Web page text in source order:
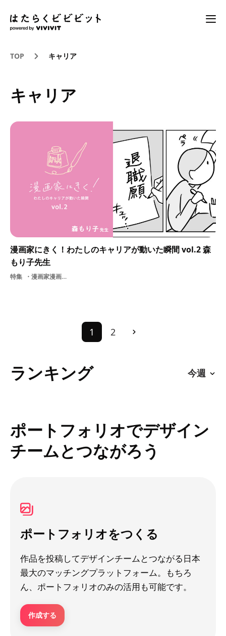
TOP キャリア
キャリア
漫画家にきく！わたしのキャリアが動いた瞬間 vol.2 森
もり子先生
特集 漫画家漫画家のキャリアキャリアチェンジマンガ制作現場漫画
1 2
ランキング
ポートフォリオでデザイン
チームとつながろう
ポートフォリオをつくる
作品を投稿してデザインチームとつながる日本
最大のマッチングプラットフォーム。もちろ
ん、ポートフォリオのみの活用も可能です。
作成する